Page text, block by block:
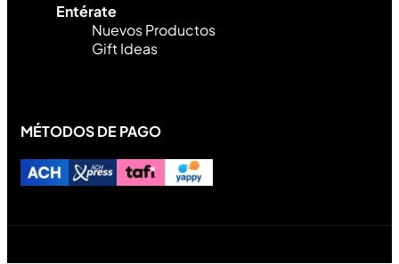
Entérate
Nuevos Productos
Gift Ideas
MÉTODOS DE PAGO